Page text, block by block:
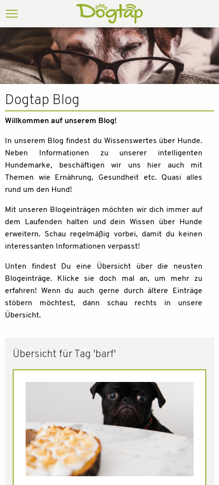
Dogtap Blog
Willkommen auf unserem Blog!
In unserem Blog findest du Wissenswertes über Hunde.
Neben Informationen zu unserer intelligenten
Hundemarke, beschäftigen wir uns hier auch mit
Themen wie Ernährung, Gesundheit etc. Quasi alles
rund um den Hund!
Mit unseren Blogeinträgen möchten wir dich immer auf
dem Laufenden halten und dein Wissen über Hunde
erweitern. Schau regelmäßig vorbei, damit du keinen
interessanten Informationen verpasst!
Unten findest Du eine Übersicht über die neusten
Blogeinträge. Klicke sie doch mal an, um mehr zu
erfahren! Wenn du auch gerne durch ältere Einträge
stöbern möchtest, dann schau rechts in unsere
Übersicht.
Übersicht für Tag 'barf'